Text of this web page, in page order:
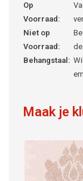
Op
Voorraad:
Niet op
Voorraad:
Behangstaal:
Maak je